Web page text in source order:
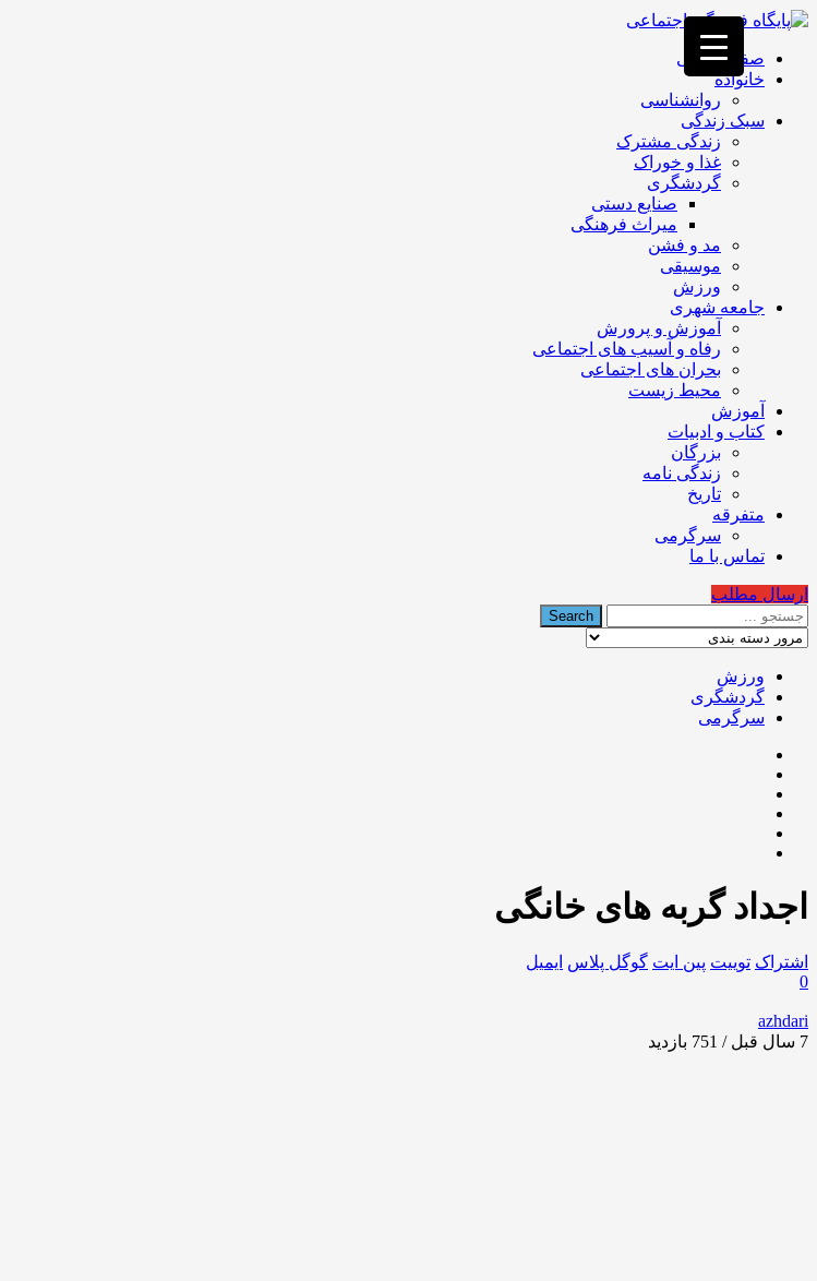
فصد
غرب
تهران
خشکشویی
تصفیه
تهران
صفحه اصلی
خانواده
روانشناسی
سبک زندگی
زندگی مشترک
غذا و خوراک
گردشگری
صنایع دستی
میراث فرهنگی
مد و فشن
موسیقی
ورزش
جامعه شهری
آموزش و پرورش
رفاه و آسیب های اجتماعی
بحران های اجتماعی
محیط زیست
آموزش
کتاب و ادبیات
بزرگان
زندگی نامه
تاریخ
متفرقه
سرگرمی
تماس با ما
ارسال مطلب
ورزش
گردشگری
سرگرمی
اجداد گربه‌ های خانگی
اشتراک توییت پین ایت گوگل‌ پلاس ایمیل
0
azhdari
7 سال قبل / 751
بازدید